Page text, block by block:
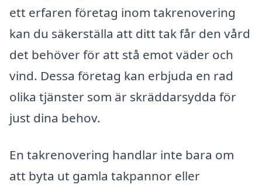
ett erfaren företag inom takrenovering
kan du säkerställa att ditt tak får den vård
det behöver för att stå emot väder och
vind. Dessa företag kan erbjuda en rad
olika tjänster som är skräddarsydda för
just dina behov.
En takrenovering handlar inte bara om
att byta ut gamla takpannor eller